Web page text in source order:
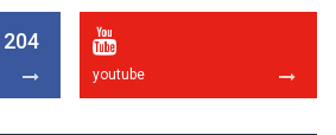
youtube